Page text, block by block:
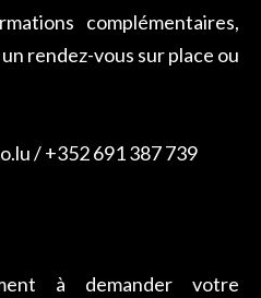
complémentaires,
rendez-vous sur place ou
/ +352 691 387 739
à demander votre